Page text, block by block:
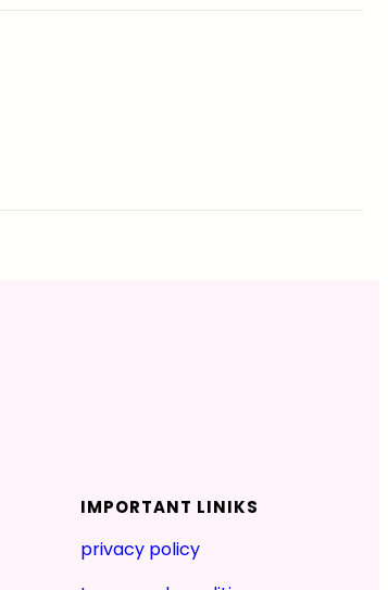
IMPORTANT LINIKS
privacy policy